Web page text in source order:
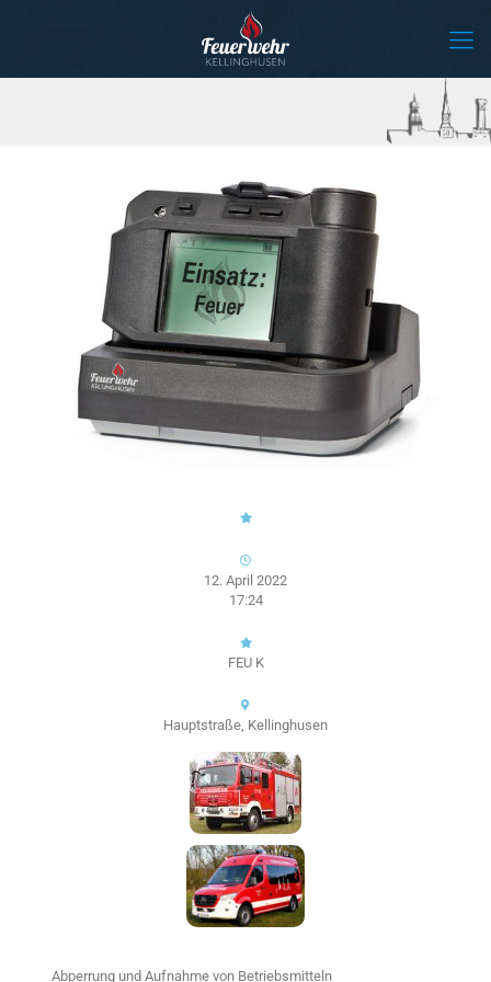
12. April 2022
17:24
FEU K
Hauptstraße, Kellinghusen
Abperrung und Aufnahme von Betriebsmitteln